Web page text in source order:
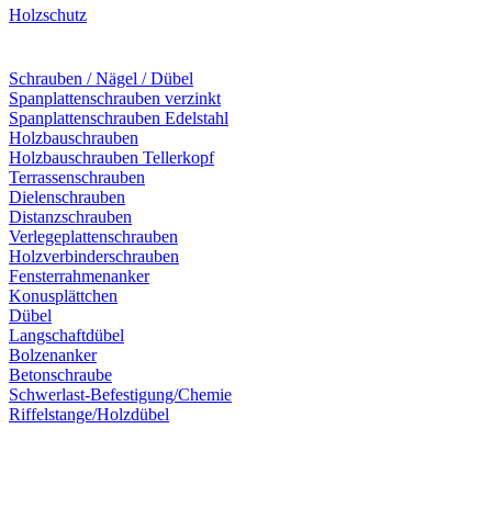
Holzschutz
Schrauben / Nägel / Dübel
Spanplattenschrauben verzinkt
Spanplattenschrauben Edelstahl
Holzbauschrauben
Holzbauschrauben Tellerkopf
Terrassenschrauben
Dielenschrauben
Distanzschrauben
Verlegeplattenschrauben
Holzverbinderschrauben
Fensterrahmenanker
Konusplättchen
Dübel
Langschaftdübel
Bolzenanker
Betonschraube
Schwerlast-Befestigung/Chemie
Riffelstange/Holzdübel